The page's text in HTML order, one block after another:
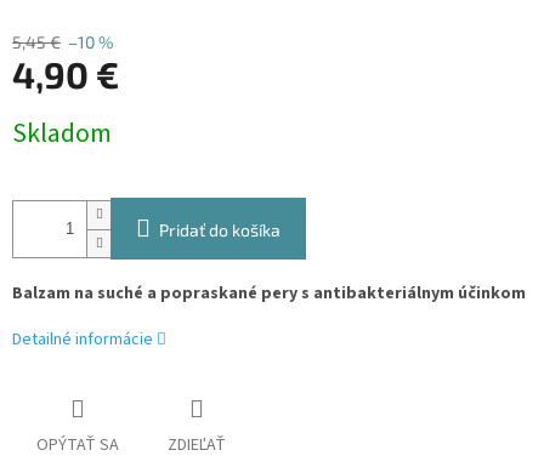
5,45 € –10 %
4,90 €
cena:
Skladom
Pridať do košíka
Balzam na suché a popraskané pery s antibakteriálnym účinkom
Detailné informácie
OPÝTAŤ SA ZDIEĽAŤ